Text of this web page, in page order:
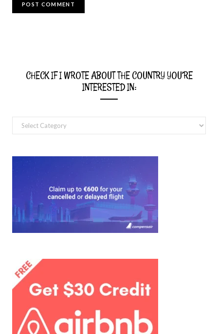
CHECK IF I WROTE ABOUT THE COUNTRY YOU’RE
INTERESTED IN:
Check
if
you’re
interested